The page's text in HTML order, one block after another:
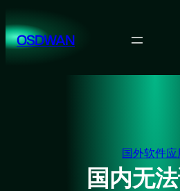
至
内OSDWAN
国外软件应
国内无